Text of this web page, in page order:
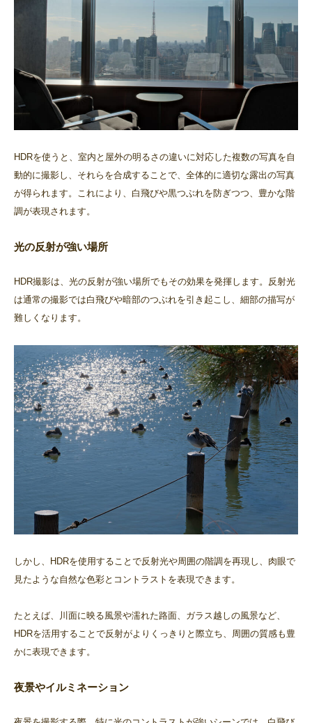
HDRを使うと、室内と屋外の明るさの違いに対応した複数の写真を自
動的に撮影し、それらを合成することで、全体的に適切な露出の写真
が得られます。これにより、白飛びや黒つぶれを防ぎつつ、豊かな階
調が表現されます。
光の反射が強い場所
HDR撮影は、光の反射が強い場所でもその効果を発揮します。反射光
は通常の撮影では白飛びや暗部のつぶれを引き起こし、細部の描写が
難しくなります。
しかし、HDRを使用することで反射光や周囲の階調を再現し、肉眼で
見たような自然な色彩とコントラストを表現できます。
たとえば、川面に映る風景や濡れた路面、ガラス越しの風景など、
HDRを活用することで反射がよりくっきりと際立ち、周囲の質感も豊
かに表現できます。
夜景やイルミネーション